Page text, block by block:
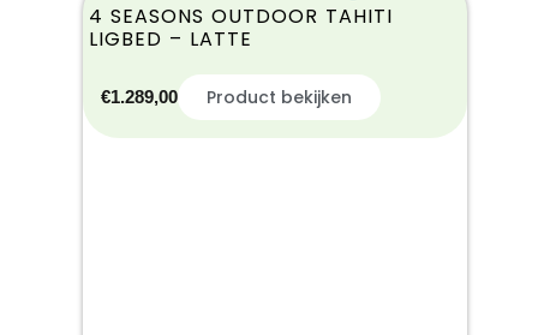
4 SEASONS OUTDOOR TAHITI
LIGBED – LATTE
€1.289,00 Product bekijken